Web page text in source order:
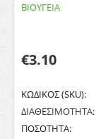
ΒΙΟΥΓΕΙΑ
€3.10
ΚΩΔΙΚΟΣ (SKU):
ΔΙΑΘΕΣΙΜΟΤΗΤΑ:
ΠΟΣΟΤΗΤΑ: